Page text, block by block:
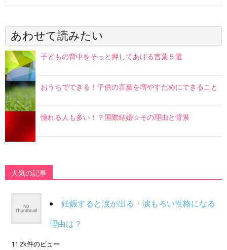
あわせて読みたい
子どもの背中をそっと押してあげる言葉５選
おうちでできる！子供の言葉を増やすためにできること
憧れる人も多い！？国際結婚☆その理由と背景
人気の記事
妊娠すると涙が出る・涙もろい性格になる
理由は？
11.2k件のビュー